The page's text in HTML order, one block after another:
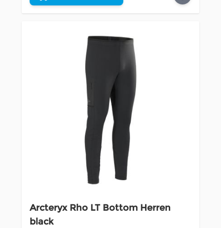
Arcteryx Rho LT Bottom Herren
black